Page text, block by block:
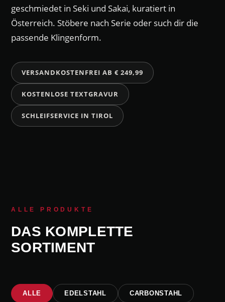
geschmiedet in Seki und Sakai, kuratiert in
Österreich. Stöbere nach Serie oder such dir die
passende Klingenform.
VERSANDKOSTENFREI AB € 249,99
KOSTENLOSE TEXTGRAVUR
SCHLEIFSERVICE IN TIROL
ALLE PRODUKTE
DAS KOMPLETTE
SORTIMENT
ALLE EDELSTAHL CARBONSTAHL